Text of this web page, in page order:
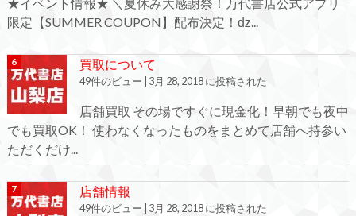
限定【SUMMER COUPON】配布決定！ǳ...
買取について
49件のビュー | 3月 28, 2018 に投稿された
店舗買取 その場ですぐに現金化！早朝でも夜中
でも買取OK！ 使わなくなったものをまとめて店舗へ持参い
ただくだけ...
店舗情報
49件のビュー | 3月 28, 2018 に投稿された